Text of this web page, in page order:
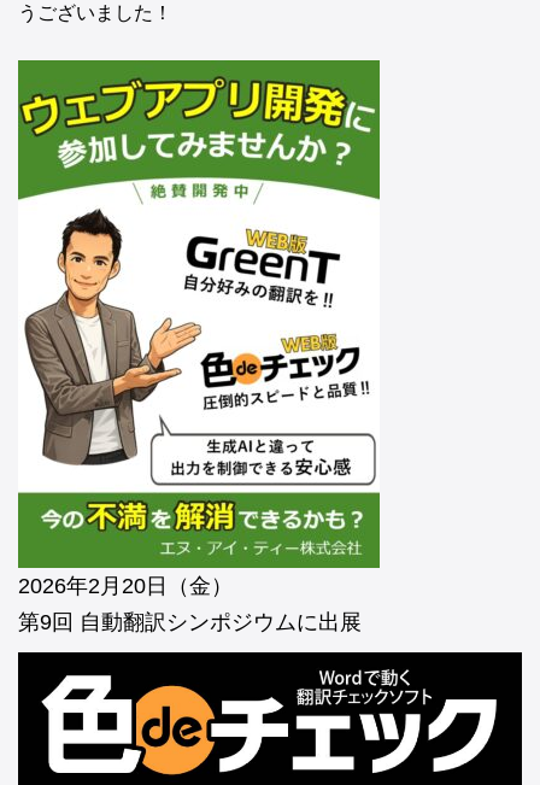
うございました！
2026年2月20日（金）
第9回 自動翻訳シンポジウムに出展